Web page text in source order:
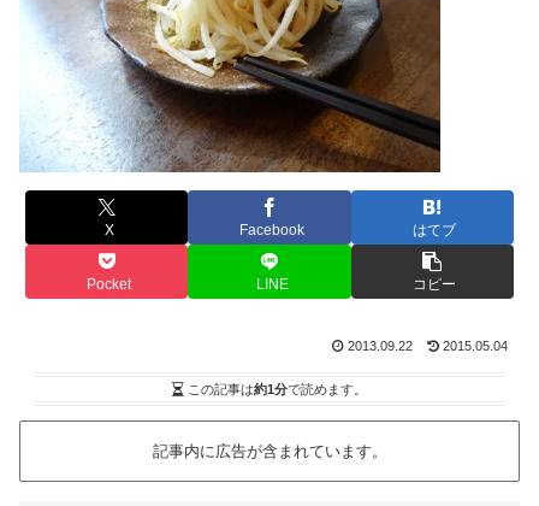
X Facebook はてブ
Pocket LINE コピー
2013.09.22 2015.05.04
この記事は約1分で読めます。
記事内に広告が含まれています。